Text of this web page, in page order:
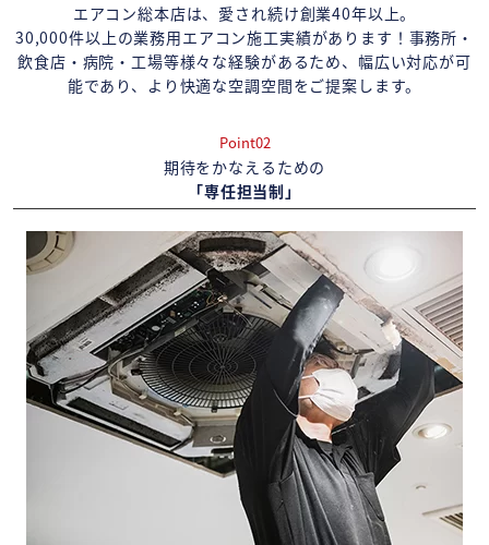
エアコン総本店は、愛され続け創業40年以上。
30,000件以上の業務用エアコン施工実績があります！事務所・
飲食店・病院・工場等様々な経験があるため、幅広い対応が可
能であり、より快適な空調空間をご提案します。
Point02
期待をかなえるための
「専任担当制」